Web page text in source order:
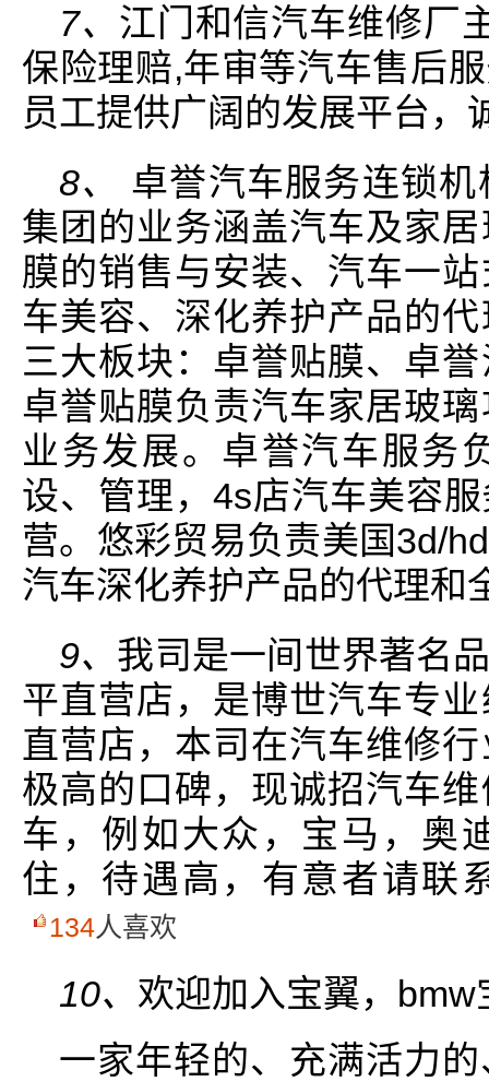
7、 江门和信汽车维修厂
保险理赔,年审等汽车售后
员工提供广阔的发展平台，
8、
卓誉汽车服务连锁
集团的业务涵盖汽车及家
膜的销售与安装、汽车一
车美容、深化养护产品的
三大板块：卓誉贴膜、卓
卓誉贴膜负责汽车家居玻
业务发展。卓誉汽车服务
设、管理，4s店汽车美容
营。悠彩贸易负责美国3d/
汽车深化养护产品的代理和
9、 我司是一间世界著名
平直营店，是博世汽车专
直营店，本司在汽车维修
极高的口碑，现诚招汽车
车，例如大众，宝马，奥
住，待遇高，有意者请联
134人喜欢
10、 欢迎加入宝翼，
一家年轻的、充满活力